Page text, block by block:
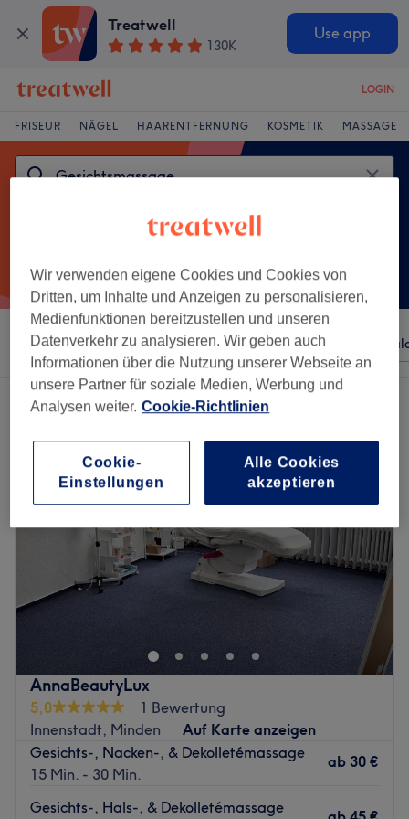
Treatwell
130K
Use app
LOGIN
FRISEUR NÄGEL HAARENTFERNUNG KOSMETIK MASSAGE
Sortieren nach Beliebiger Preis Besonderheiten
Ein Salon, der anbietet: gesichtsmassage in Innenstadt, Minden
AnnaBeautyLux
5,0
1 Bewertung
Innenstadt, Minden
Auf Karte anzeigen
Gesichts-, Nacken-, & Dekolletémassage
15 Min. - 30 Min.
ab 30 €
Gesichts-, Hals-, & Dekolletémassage
Wir verwenden eigene Cookies und Cookies von
Dritten, um Inhalte und Anzeigen zu personalisieren,
Medienfunktionen bereitzustellen und unseren
Datenverkehr zu analysieren. Wir geben auch
Informationen über die Nutzung unserer Webseite an
unsere Partner für soziale Medien, Werbung und
Analysen weiter. Cookie-Richtlinien
Cookie-
Einstellungen
Alle Cookies
akzeptieren